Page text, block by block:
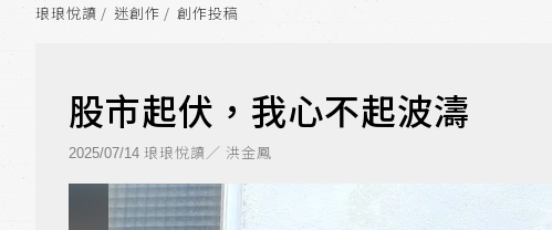
琅琅悅讀 迷創作 創作投稿
股市起伏，我心不起波濤
2025/07/14 琅琅悅讀／ 洪金鳳